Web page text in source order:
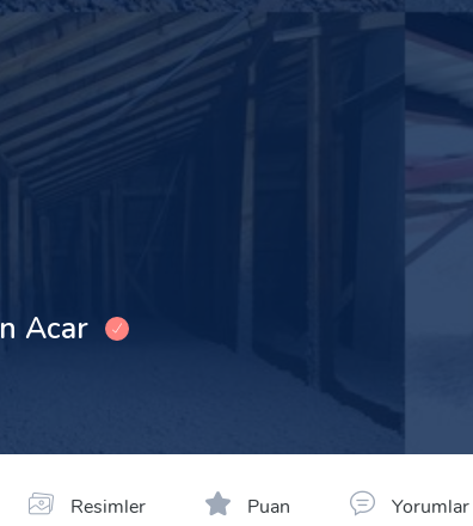
Acar
Resimler Puan Yorumlar